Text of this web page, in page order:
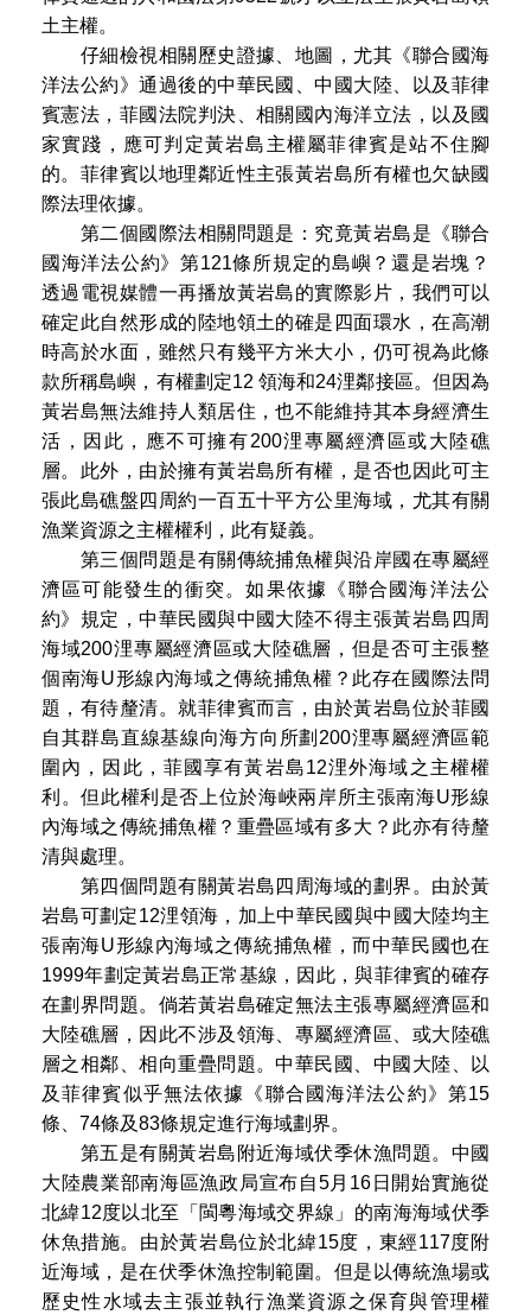
土主權。
仔細檢視相關歷史證據、地圖，尤其《聯合國海
洋法公約》通過後的中華民國、中國大陸、以及菲律
賓憲法，菲國法院判決、相關國內海洋立法，以及國
家實踐，應可判定黃岩島主權屬菲律賓是站不住腳
的。菲律賓以地理鄰近性主張黃岩島所有權也欠缺國
際法理依據。
第二個國際法相關問題是：究竟黃岩島是《聯合
國海洋法公約》第121條所規定的島嶼？還是岩塊？
透過電視媒體一再播放黃岩島的實際影片，我們可以
確定此自然形成的陸地領土的確是四面環水，在高潮
時高於水面，雖然只有幾平方米大小，仍可視為此條
款所稱島嶼，有權劃定12 領海和24浬鄰接區。但因為
黃岩島無法維持人類居住，也不能維持其本身經濟生
活，因此，應不可擁有200浬專屬經濟區或大陸礁
層。此外，由於擁有黃岩島所有權，是否也因此可主
張此島礁盤四周約一百五十平方公里海域，尤其有關
漁業資源之主權權利，此有疑義。
第三個問題是有關傳統捕魚權與沿岸國在專屬經
濟區可能發生的衝突。如果依據《聯合國海洋法公
約》規定，中華民國與中國大陸不得主張黃岩島四周
海域200浬專屬經濟區或大陸礁層，但是否可主張整
個南海U形線內海域之傳統捕魚權？此存在國際法問
題，有待釐清。就菲律賓而言，由於黃岩島位於菲國
自其群島直線基線向海方向所劃200浬專屬經濟區範
圍內，因此，菲國享有黃岩島12浬外海域之主權權
利。但此權利是否上位於海峽兩岸所主張南海U形線
內海域之傳統捕魚權？重疊區域有多大？此亦有待釐
清與處理。
第四個問題有關黃岩島四周海域的劃界。由於黃
岩島可劃定12浬領海，加上中華民國與中國大陸均主
張南海U形線內海域之傳統捕魚權，而中華民國也在
1999年劃定黃岩島正常基線，因此，與菲律賓的確存
在劃界問題。倘若黃岩島確定無法主張專屬經濟區和
大陸礁層，因此不涉及領海、專屬經濟區、或大陸礁
層之相鄰、相向重疊問題。中華民國、中國大陸、以
及菲律賓似乎無法依據《聯合國海洋法公約》第15
條、74條及83條規定進行海域劃界。
第五是有關黃岩島附近海域伏季休漁問題。中國
大陸農業部南海區漁政局宣布自5月16日開始實施從
北緯12度以北至「閩粵海域交界線」的南海海域伏季
休魚措施。由於黃岩島位於北緯15度，東經117度附
近海域，是在伏季休漁控制範圍。但是以傳統漁場或
歷史性水域去主張並執行漁業資源之保育與管理權